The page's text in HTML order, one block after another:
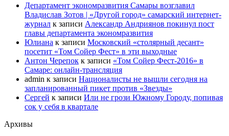
Департамент экономразвития Самары возглавил
Владислав Зотов | «Другой город» самарский интернет-
журнал к записи Александр Андриянов покинул пост
главы департамента экономразвития
Юлиана к записи Московский «столярный десант»
посетит «Том Сойер Фест» в эти выходные
Антон Черепок к записи «Том Сойер Фест-2016» в
Самаре: онлайн-трансляция
admin к записи Националисты не вышли сегодня на
запланированный пикет против «Звезды»
Сергей к записи Или не грози Южному Городу, попивая
сок у себя в квартале
Архивы